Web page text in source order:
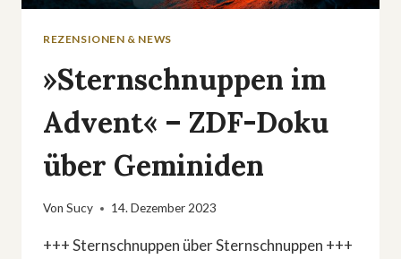
REZENSIONEN & NEWS
»Sternschnuppen im
Advent« – ZDF-Doku
über Geminiden
Von Sucy 14. Dezember 2023
+++ Sternschnuppen über Sternschnuppen +++